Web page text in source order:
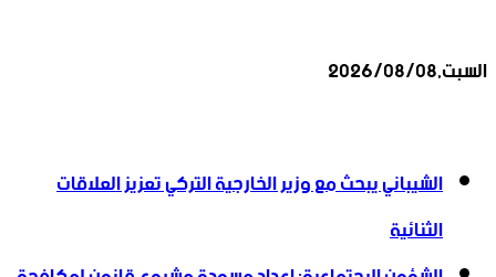
السبت,2026/08/08
الشيباني يبحث مع وزير الخارجية التركي تعزيز العلاقات
الثنائية